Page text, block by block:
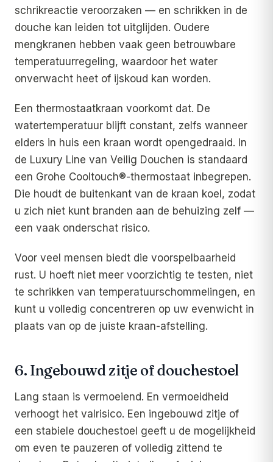
schrikreactie veroorzaken — en schrikken in de
douche kan leiden tot uitglijden. Oudere
mengkranen hebben vaak geen betrouwbare
temperatuurregeling, waardoor het water
onverwacht heet of ijskoud kan worden.
Een thermostaatkraan voorkomt dat. De
watertemperatuur blijft constant, zelfs wanneer
elders in huis een kraan wordt opengedraaid. In
de Luxury Line van Veilig Douchen is standaard
een Grohe Cooltouch®-thermostaat inbegrepen.
Die houdt de buitenkant van de kraan koel, zodat
u zich niet kunt branden aan de behuizing zelf —
een vaak onderschat risico.
Voor veel mensen biedt die voorspelbaarheid
rust. U hoeft niet meer voorzichtig te testen, niet
te schrikken van temperatuurschommelingen, en
kunt u volledig concentreren op uw evenwicht in
plaats van op de juiste kraan-afstelling.
6. Ingebouwd zitje of douchestoel
Lang staan is vermoeiend. En vermoeidheid
verhoogt het valrisico. Een ingebouwd zitje of
een stabiele douchestoel geeft u de mogelijkheid
om even te pauzeren of volledig zittend te